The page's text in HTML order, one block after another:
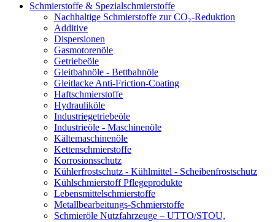
Schmierstoffe & Spezialschmierstoffe
Nachhaltige Schmierstoffe zur CO₂-Reduktion
Additive
Dispersionen
Gasmotorenöle
Getriebeöle
Gleitbahnöle - Bettbahnöle
Gleitlacke Anti-Friction-Coating
Haftschmierstoffe
Hydrauliköle
Industriegetriebeöle
Industrieöle - Maschinenöle
Kältemaschinenöle
Kettenschmierstoffe
Korrosionsschutz
Kühlerfrostschutz - Kühlmittel - Scheibenfrostschutz
Kühlschmierstoff Pflegeprodukte
Lebensmittelschmierstoffe
Metallbearbeitungs-Schmierstoffe
Schmieröle Nutzfahrzeuge – UTTO/STOU,